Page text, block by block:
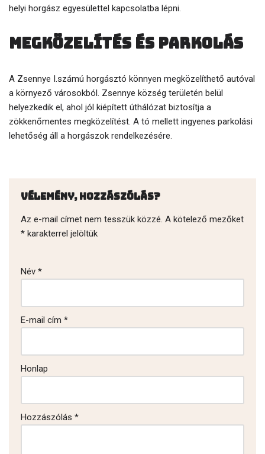
helyi horgász egyesülettel kapcsolatba lépni.
Megközelítés és parkolás
A Zsennye I.számú horgásztó könnyen megközelíthető autóval
a környező városokból. Zsennye község területén belül
helyezkedik el, ahol jól kiépített úthálózat biztosítja a
zökkenőmentes megközelítést. A tó mellett ingyenes parkolási
lehetőség áll a horgászok rendelkezésére.
Vélemény, hozzászólás?
Az e-mail címet nem tesszük közzé. A kötelező mezőket
* karakterrel jelöltük
Név *
E-mail cím *
Honlap
Hozzászólás *